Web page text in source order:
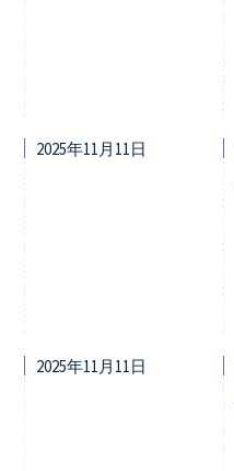
2025年11月11日
2025年11月11日